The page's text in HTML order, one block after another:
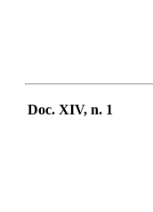
Doc. XIV, n. 1